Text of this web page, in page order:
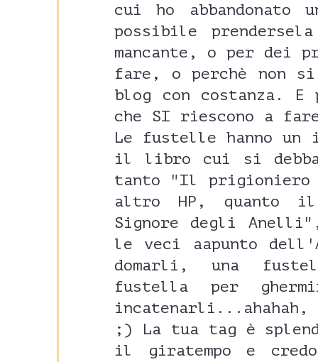
cui ho
possibile
mancante, o per dei
fare, o perchè non
blog con costanza.
che SI riescono a
Le fustelle hanno un
il libro cui si
tanto "Il prigioniero
altro HP, quanto
Signore degli
le veci aapunto
domarli, una
fustella per
;) La tua tag è
il giratempo e